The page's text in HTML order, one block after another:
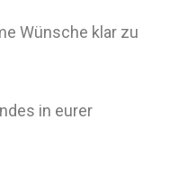
Wünsche klar zu
in eurer